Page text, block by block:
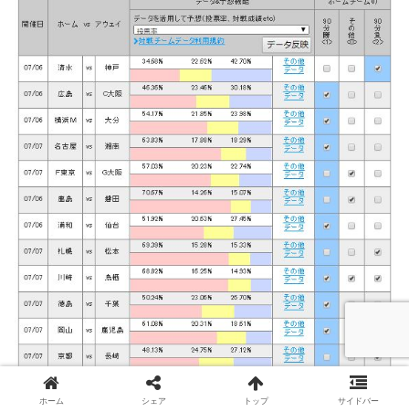
ホーム シェア トップ サイドバー